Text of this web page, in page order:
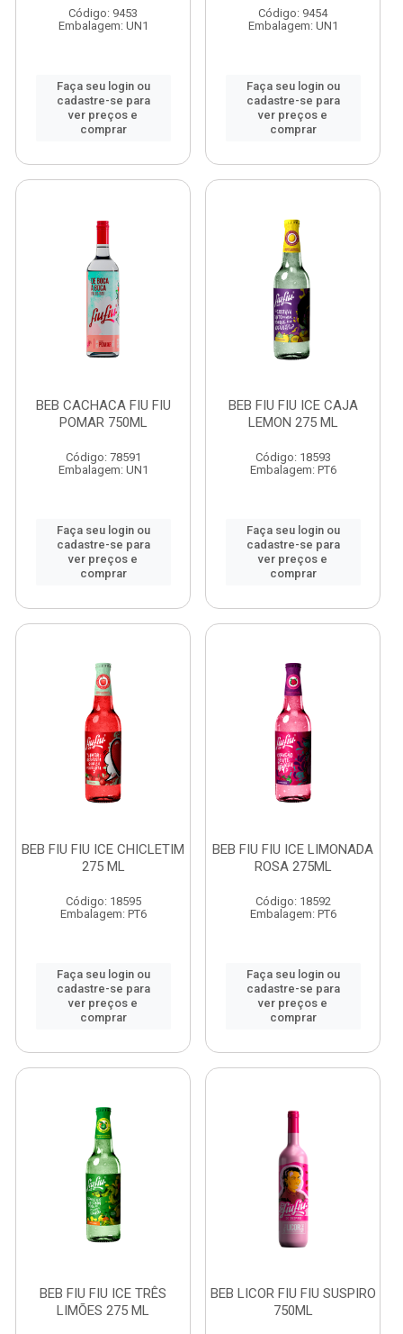
Código: 9453
Embalagem: UN1
Faça seu login ou
cadastre-se para
ver preços e
comprar
Código: 9454
Embalagem: UN1
Faça seu login ou
cadastre-se para
ver preços e
comprar
BEB CACHACA FIU FIU
POMAR 750ML
Código: 78591
Embalagem: UN1
Faça seu login ou
cadastre-se para
ver preços e
comprar
BEB FIU FIU ICE CAJA
LEMON 275 ML
Código: 18593
Embalagem: PT6
Faça seu login ou
cadastre-se para
ver preços e
comprar
BEB FIU FIU ICE CHICLETIM
275 ML
Código: 18595
Embalagem: PT6
Faça seu login ou
cadastre-se para
ver preços e
comprar
BEB FIU FIU ICE LIMONADA
ROSA 275ML
Código: 18592
Embalagem: PT6
Faça seu login ou
cadastre-se para
ver preços e
comprar
BEB FIU FIU ICE TRÊS
LIMÕES 275 ML
BEB LICOR FIU FIU SUSPIRO
750ML